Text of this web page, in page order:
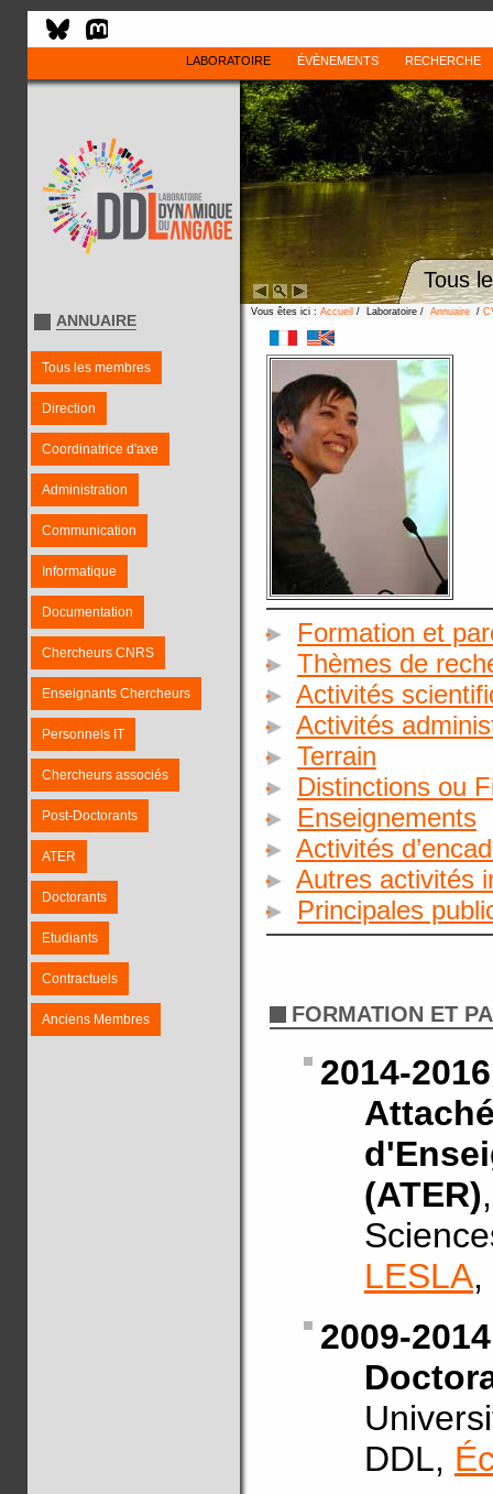
LABORATOIRE ÉVÈNEMENTS RECHERCHE
Tous
ANNUAIRE
Tous les membres
Direction
Coordinatrice d'axe
Administration
Communication
Informatique
Documentation
Chercheurs CNRS
Enseignants Chercheurs
Personnels IT
Chercheurs associés
Post-Doctorants
ATER
Doctorants
Etudiants
Contractuels
Anciens Membres
Vous êtes ici : Accueil / Laboratoire / Annuaire /
Formation et
Thèmes de
Activités
Activités
Terrain
Distinctions ou
Enseignements
Activités
Autres activités
Principales
FORMATION ET
2014-2016
(ATER)
LESLA,
2009-2014
DDL,